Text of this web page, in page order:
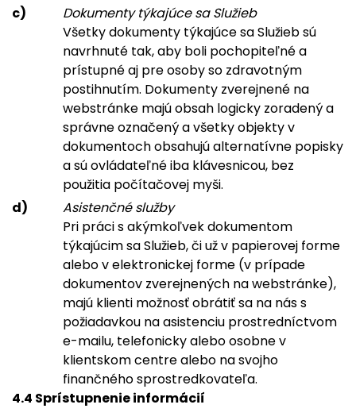
Dokumenty týkajúce sa Služieb
Všetky dokumenty týkajúce sa Služieb sú
navrhnuté tak, aby boli pochopiteľné a
prístupné aj pre osoby so zdravotným
postihnutím. Dokumenty zverejnené na
webstránke majú obsah logicky zoradený a
správne označený a všetky objekty v
dokumentoch obsahujú alternatívne popisky
a sú ovládateľné iba klávesnicou, bez
použitia počítačovej myši.
Asistenčné služby
Pri práci s akýmkoľvek dokumentom
týkajúcim sa Služieb, či už v papierovej forme
alebo v elektronickej forme (v prípade
dokumentov zverejnených na webstránke),
majú klienti možnosť obrátiť sa na nás s
požiadavkou na asistenciu prostredníctvom
e-mailu, telefonicky alebo osobne v
klientskom centre alebo na svojho
finančného sprostredkovateľa.
4.4 Sprístupnenie informácií